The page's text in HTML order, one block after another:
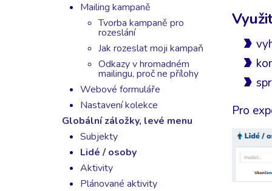
Mailing kampaně
Tvorba kampaně pro
rozeslání
Jak rozeslat moji kampaň
Odkazy v hromadném
mailingu, proč ne přílohy
Webové formuláře
Nastavení kolekce
Globální záložky, levé menu
Subjekty
Lidé / osoby
Aktivity
Plánované aktivity
Pro